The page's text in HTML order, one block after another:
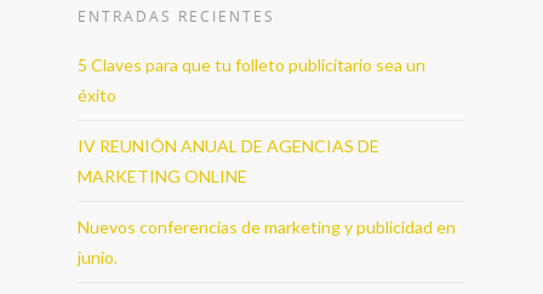
ENTRADAS RECIENTES
5 Claves para que tu folleto publicitario sea un
éxito
IV REUNIÓN ANUAL DE AGENCIAS DE
MARKETING ONLINE
Nuevos conferencias de marketing y publicidad en
junio.